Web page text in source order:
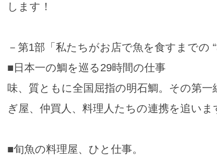
します！
－第1部「私たちがお店で魚を食すまでの
■日本一の鯛を巡る29時間の仕事
味、質ともに全国屈指の明石鯛。その第一
ぎ屋、仲買人、料理人たちの連携を追いま
■旬魚の料理屋、ひと仕事。